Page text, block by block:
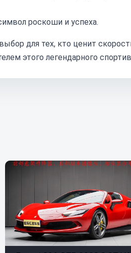
роскоши и успеха.
для тех, кто ценит
этого легендарного